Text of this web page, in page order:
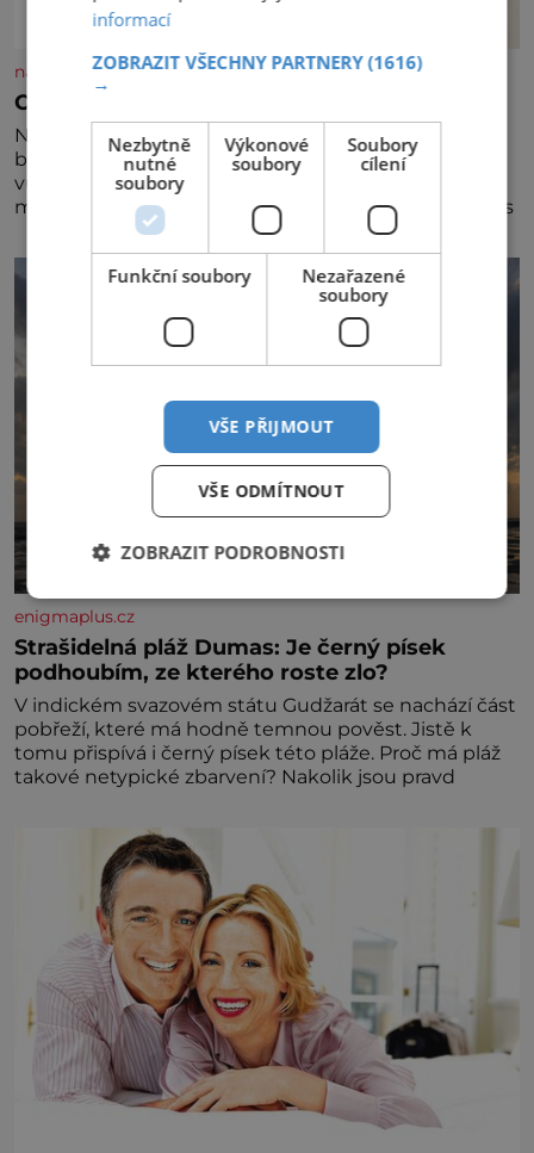
nasehvezdy.cz
Osamělá herečka Syslová všechno vzdala?
Nedávno se povídalo, že má Dana Syslová (80)
blízkého přítele, který je jí oporou. Ale je to ještě
vůbec pravda? V posledních dnech čím dál častěji
mluví o svém odchodu. Dohnala ji snad samota? Půs
enigmaplus.cz
Strašidelná pláž Dumas: Je černý písek
podhoubím, ze kterého roste zlo?
V indickém svazovém státu Gudžarát se nachází část
pobřeží, které má hodně temnou pověst. Jistě k
tomu přispívá i černý písek této pláže. Proč má pláž
takové netypické zbarvení? Nakolik jsou pravd
informací
ZOBRAZIT VŠECHNY PARTNERY(1616)
→
Nezbytně
nutné
soubory
Výkonové
soubory
Soubory
cílení
Funkční soubory
Nezařazené
soubory
VŠE PŘIJMOUT
VŠE ODMÍTNOUT
ZOBRAZIT PODROBNOSTI